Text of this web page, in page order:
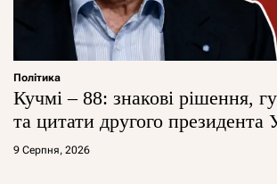
Політика
Кучмі – 88: знакові рішення,
та цитати другого президента
9 Серпня, 2026